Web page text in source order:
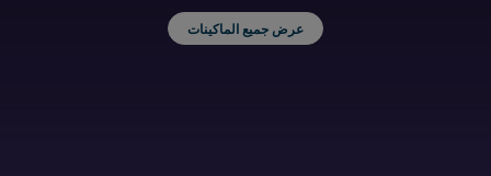
عرض جميع الماكينات